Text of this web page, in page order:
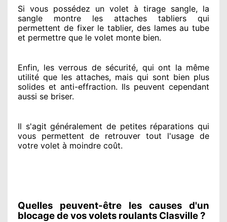
Si vous possédez un volet à tirage sangle, la
sangle montre les attaches tabliers qui
permettent de fixer le tablier, des lames au tube
et permettre que le volet monte bien.
Enfin, les verrous de sécurité, qui ont la même
utilité que les attaches, mais qui sont bien plus
solides et anti-effraction. Ils peuvent cependant
aussi se briser.
Il s'agit généralement de petites réparations qui
vous permettent de retrouver tout l'usage de
votre volet à moindre coût.
Quelles peuvent-être les causes d'un
blocage de vos volets roulants Clasville ?